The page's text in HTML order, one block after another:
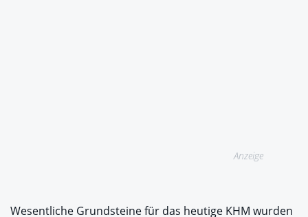
Anzeige
Wesentliche Grundsteine für das heutige KHM wurden